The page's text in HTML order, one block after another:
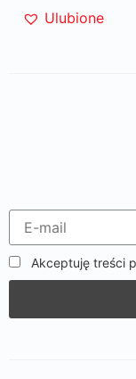
Akceptuję treści
Ulubione